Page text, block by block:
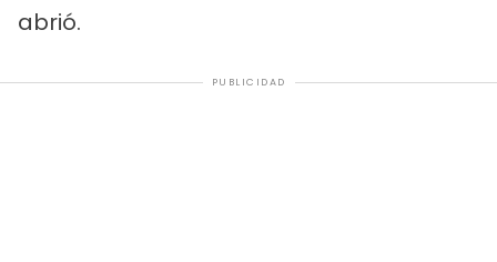
abrió.
PUBLICIDAD